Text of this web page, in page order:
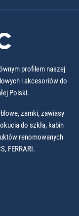
profilem naszej
i akcesoriów do
Polski.
zamki, zawiasy
do szkła, kabin
renomowanych
FERRARI.